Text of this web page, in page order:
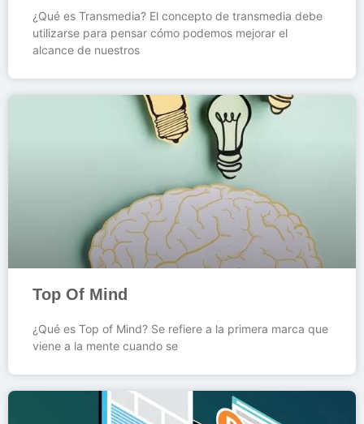
¿Qué es Transmedia? El concepto de transmedia debe
utilizarse para pensar cómo podemos mejorar el
alcance de nuestros
Top Of Mind
¿Qué es Top of Mind? Se refiere a la primera marca que
viene a la mente cuando se